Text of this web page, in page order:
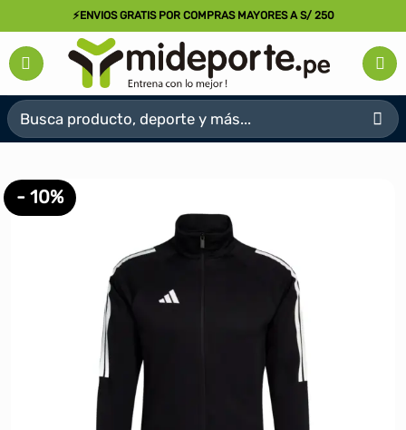
al
contenido
⚡ENVIOS GRATIS POR COMPRAS MAYORES A S/ 250
Buscar
por:
- 10%